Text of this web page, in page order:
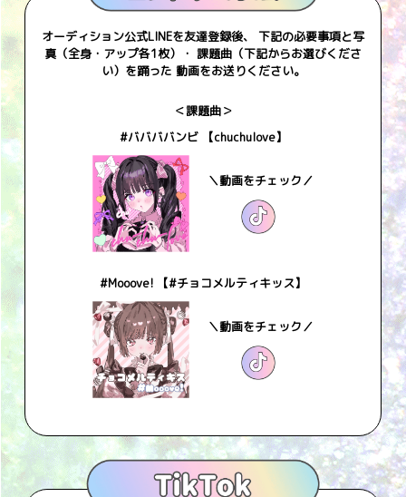
オーディション公式LINEを友達登録後、 下記の必要事項と写
真（全身・アップ各1枚）・ 課題曲（下記からお選びくださ
い）を踊った 動画をお送りください。
＜課題曲＞
#ババババンビ 【chuchulove】
＼動画をチェック／
#Mooove! 【#チョコメルティキッス】
＼動画をチェック／